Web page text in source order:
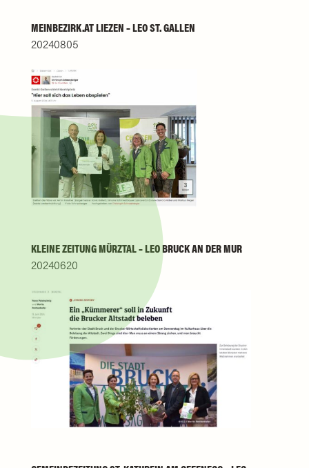
MEINBEZIRK.AT LIEZEN – LEO ST. GALLEN
20240805
KLEINE ZEITUNG MÜRZTAL – LEO BRUCK AN DER MUR
20240620